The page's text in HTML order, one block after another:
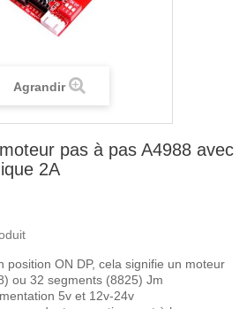
Agrandir
pas à pas A4988 avec
2A
position ON DP, cela signifie un moteur
ou 32 segments (8825) Jm
5v et 12v-24v